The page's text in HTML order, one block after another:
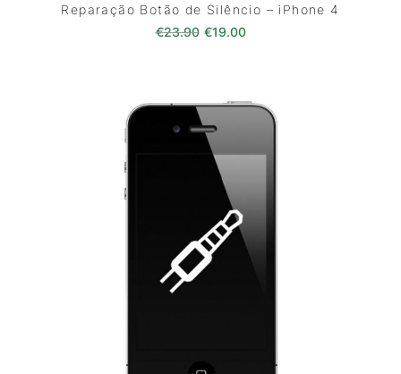
Reparação Botão de Silêncio – iPhone 4
€23.90 O preço original era: €23.90.
€19.00O preço atual é: